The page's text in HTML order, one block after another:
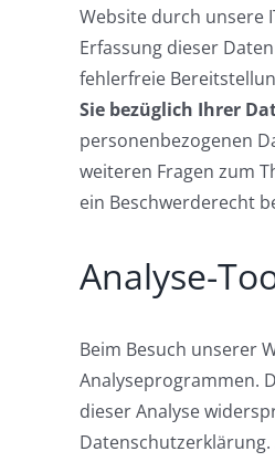
Website durch unsere
Erfassung dieser
fehlerfreie
Sie bezüglich Ihrer
personenbezogenen
weiteren Fragen zum
ein Beschwerderecht
Analyse-
Beim Besuch unserer
Analyseprogrammen.
dieser Analyse